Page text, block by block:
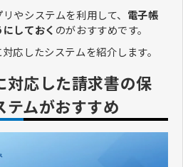
やシステムを利用して、 電子帳
しておく のがおすすめです。
応したシステムを紹介します。
対応した請求書の保
テムがおすすめ